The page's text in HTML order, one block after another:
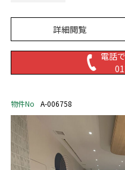
詳細閲覧
電話
物件No A-006758